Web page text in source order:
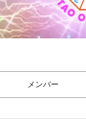
メンバー